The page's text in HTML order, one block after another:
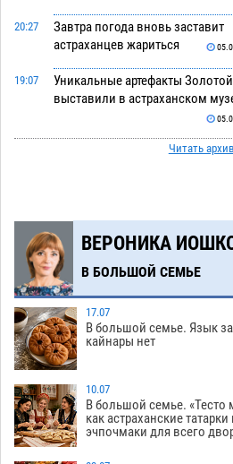
20:27
Завтра погода вновь заставит
астраханцев жариться
19:07
Уникальные артефакты
выставили в астраханском
Маленькую девочку увезли в
16:31
Всероссийская летняя
воробьев стартует в Астрахани
15:58
Астраханские пожарные
начала года десять раз
борьбу с огнем
15:14
Гость из Чечни утонул в реке под
Астраханью
14:38
Попытка спасти знакомого
трех астраханок под уголовную
Читать
ВЕРОНИКА
В БОЛЬШОЙ СЕМЬЕ
17.07
В большой семье. Язык
кайнары нет
10.07
В большой семье. «Тесто
как астраханские татарки
эчпочмаки для всего